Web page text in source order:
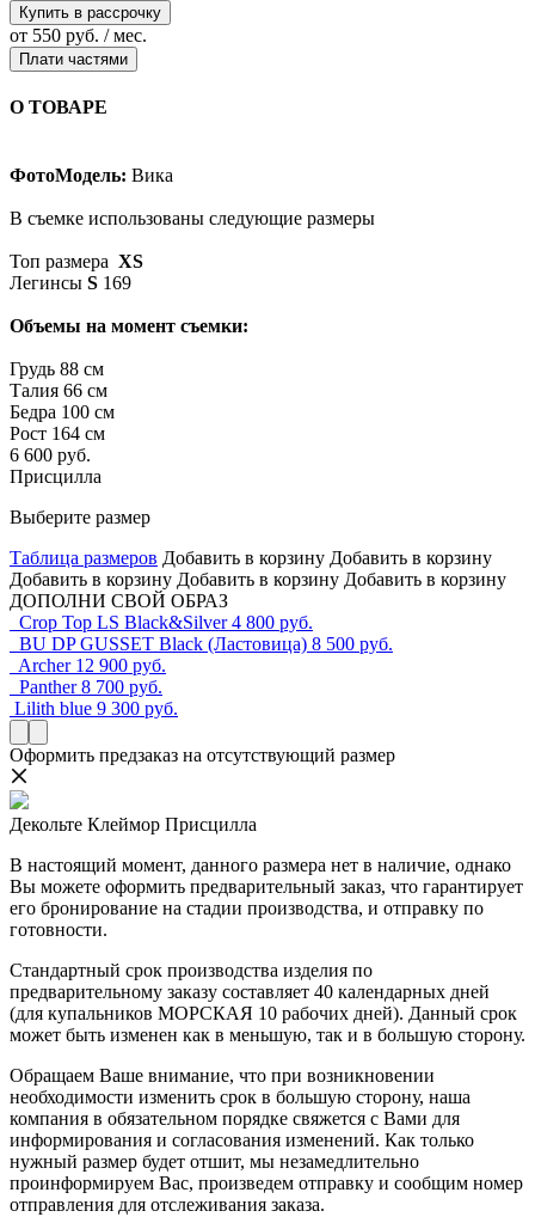
Купить в рассрочку
от 550 руб. / мес.
Плати частями
О ТОВАРЕ
ФотоМодель: Вика
В съемке использованы следующие размеры
Топ размера XS
Легинсы S 169
Объемы на момент съемки:
Грудь 88 см
Талия 66 см
Бедра 100 см
Рост 164 см
6 600 руб.
Присцилла
Выберите размер
Таблица размеров Добавить в корзину Добавить в корзину
Добавить в корзину Добавить в корзину Добавить в корзину
ДОПОЛНИ СВОЙ ОБРАЗ
Crop Top LS Black&Silver 4 800 руб.
BU DP GUSSET Black (Ластовица) 8 500 руб.
Archer 12 900 руб.
Panther 8 700 руб.
Lilith blue 9 300 руб.
Оформить предзаказ на отсутствующий размер
Декольте Клеймор Присцилла
В настоящий момент, данного размера нет в наличие, однако
Вы можете оформить предварительный заказ, что гарантирует
его бронирование на стадии производства, и отправку по
готовности.
Стандартный срок производства изделия по
предварительному заказу составляет 40 календарных дней
(для купальников МОРСКАЯ 10 рабочих дней). Данный срок
может быть изменен как в меньшую, так и в большую сторону.
Обращаем Ваше внимание, что при возникновении
необходимости изменить срок в большую сторону, наша
компания в обязательном порядке свяжется с Вами для
информирования и согласования изменений. Как только
нужный размер будет отшит, мы незамедлительно
проинформируем Вас, произведем отправку и сообщим номер
отправления для отслеживания заказа.